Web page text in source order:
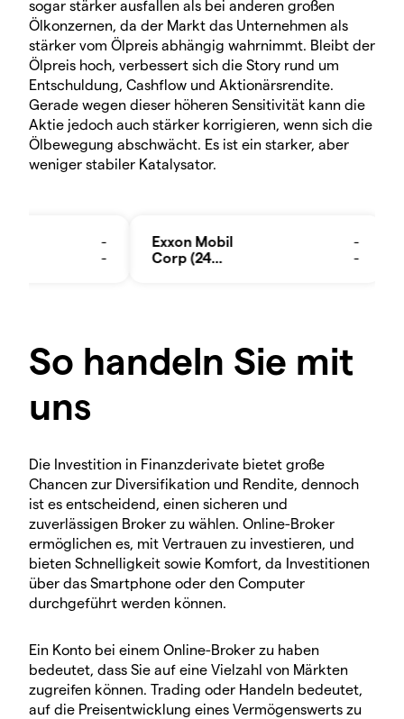
sogar stärker ausfallen als bei anderen großen
Ölkonzernen, da der Markt das Unternehmen als
stärker vom Ölpreis abhängig wahrnimmt. Bleibt der
Ölpreis hoch, verbessert sich die Story rund um
Entschuldung, Cashflow und Aktionärsrendite.
Gerade wegen dieser höheren Sensitivität kann die
Aktie jedoch auch stärker korrigieren, wenn sich die
Ölbewegung abschwächt. Es ist ein starker, aber
weniger stabiler Katalysator.
So handeln Sie mit
uns
Die Investition in Finanzderivate bietet große
Chancen zur Diversifikation und Rendite, dennoch
ist es entscheidend, einen sicheren und
zuverlässigen Broker zu wählen. Online-Broker
ermöglichen es, mit Vertrauen zu investieren, und
bieten Schnelligkeit sowie Komfort, da Investitionen
über das Smartphone oder den Computer
durchgeführt werden können.
Ein Konto bei einem Online-Broker zu haben
bedeutet, dass Sie auf eine Vielzahl von Märkten
zugreifen können. Trading oder Handeln bedeutet,
auf die Preisentwicklung eines Vermögenswerts zu